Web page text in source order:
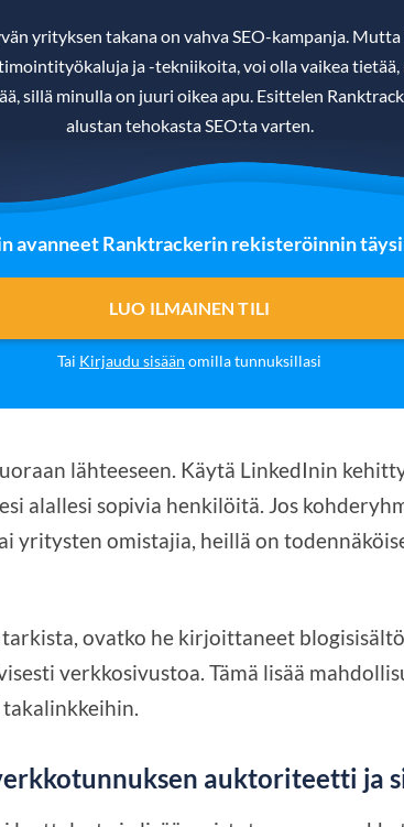
yrityksen takana on vahva SEO-kampanja.
ja -tekniikoita, voi olla vaikea tietää,
sillä minulla on juuri oikea apu. Esittelen
alustan tehokasta SEO:ta varten.
avanneet Ranktrackerin rekisteröinnin
LUO ILMAINEN TILI
Tai Kirjaudu sisään omilla tunnuksillasi
lähteeseen. Käytä LinkedInin
alallesi sopivia henkilöitä. Jos
yritysten omistajia, heillä on
ovatko he kirjoittaneet
verkkosivustoa. Tämä lisää
auktoriteetti ja